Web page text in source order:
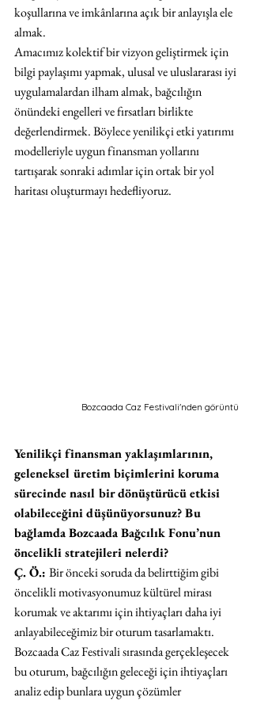
koşullarına ve imkânlarına açık bir anlayışla ele
almak.
Amacımız kolektif bir vizyon geliştirmek için
bilgi paylaşımı yapmak, ulusal ve uluslararası iyi
uygulamalardan ilham almak, bağcılığın
önündeki engelleri ve fırsatları birlikte
değerlendirmek. Böylece yenilikçi etki yatırımı
modelleriyle uygun finansman yollarını
tartışarak sonraki adımlar için ortak bir yol
haritası oluşturmayı hedefliyoruz.
Bozcaada Caz Festivali'nden görüntü
Yenilikçi finansman yaklaşımlarının,
geleneksel üretim biçimlerini koruma
sürecinde nasıl bir dönüştürücü etkisi
olabileceğini düşünüyorsunuz? Bu
bağlamda Bozcaada Bağcılık Fonu’nun
öncelikli stratejileri nelerdi?
Ç. Ö.: Bir önceki soruda da belirttiğim gibi
öncelikli motivasyonumuz kültürel mirası
korumak ve aktarımı için ihtiyaçları daha iyi
anlayabileceğimiz bir oturum tasarlamaktı.
Bozcaada Caz Festivali sırasında gerçekleşecek
bu oturum, bağcılığın geleceği için ihtiyaçları
analiz edip bunlara uygun çözümler